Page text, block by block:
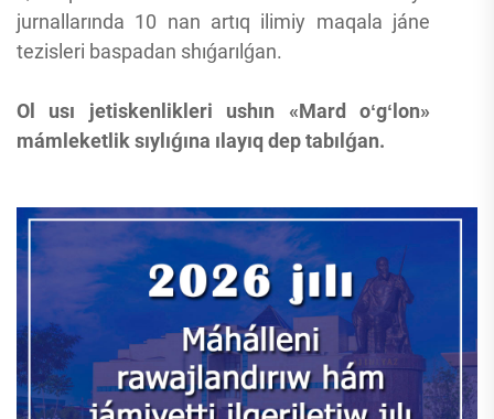
jurnallarında 10 nan artıq ilimiy maqala jáne
tezisleri baspadan shıǵarılǵan.
Ol usı jetiskenlikleri ushın «Mard oʻgʻlon»
mámleketlik sıylıǵına ılayıq dep tabılǵan.